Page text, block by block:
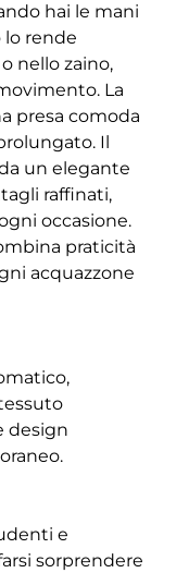
hai le mani
rende
nello zaino,
La
presa comoda
Il
un elegante
raffinati,
occasione.
praticità
acquazzone
design
e
sorprendere